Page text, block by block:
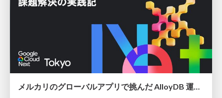
メルカリのグローバルアプリで挑んだ AlloyDB 運用と課題解決の実践記